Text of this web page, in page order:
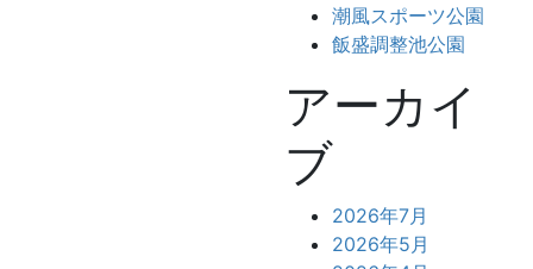
潮風スポーツ公園
飯盛調整池公園
アーカイ
ブ
2026年7月
2026年5月